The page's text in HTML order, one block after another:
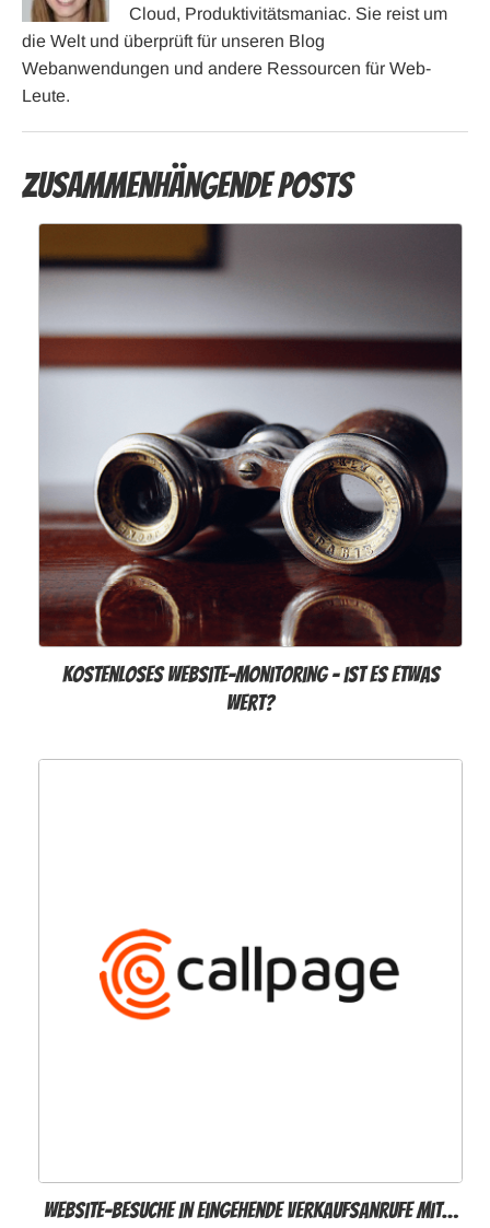
Cloud, Produktivitätsmaniac. Sie reist um
die Welt und überprüft für unseren Blog
Webanwendungen und andere Ressourcen für Web-
Leute.
Zusammenhängende Posts
Kostenloses Website-Monitoring - ist es etwas
wert?
Website-Besuche in eingehende Verkaufsanrufe mit…